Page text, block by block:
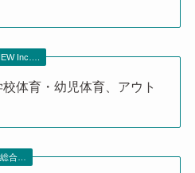
Inc….
体育・幼児体育、アウト
合…